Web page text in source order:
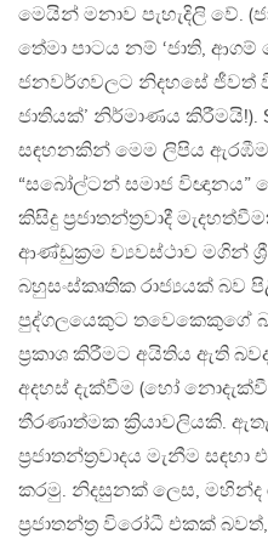
මෙයින් මනාව පැහැදිලි වේ.
තේමා පාටය නම් ‘ජාති,
ජනවර්ගවලට නිදහසේ ජීවත්
ජාතියක්’ නිර්මාණය කිරීමයි!).
සඳහනකින් මෙම ලිපිය
“සබෝල්ටන් සමාජ විඥානය”
කිසිදු ප්‍රජාතන්ත්‍රවාදී
ආණ්ඩුක්‍රම ව්‍යවස්ථාව මගින්
බහුසංස්කෘතික රාජ්‍යයක් බව
පුද්ගලයෙකුට තවෙකෙකුගේ
ප්‍රකාශ කිරීමට අයිතිය ඇති
අදහස් දැක්වීම (හෝ
තීරණාත්මක ක්‍රියාවලියකි.
ප්‍රජාතන්ත්‍රවාදය මැනීම
කරමු. නිදසුනක් ලෙස, මහින්ද
ප්‍රජාතන්ත්‍ර විරෝධී එකක්